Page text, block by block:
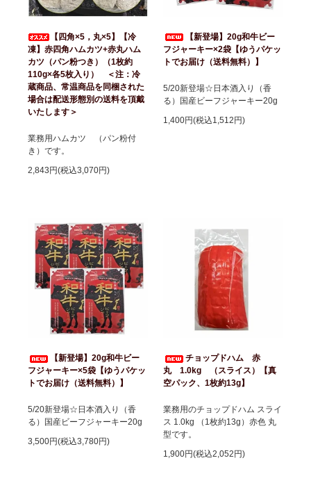
【四角×5，丸×5】【冷
凍】赤四角ハムカツ+赤丸ハム
カツ（パン粉つき）（1枚約
110g×各5枚入り） ＜注：冷
蔵商品、常温商品を同梱された
場合は配送形態別の送料を頂戴
いたします＞
業務用ハムカツ （パン粉付
き）です。
2,843円(税込3,070円)
【新登場】20g和牛ビー
フジャーキー×2袋【ゆうパケッ
トでお届け（送料無料）】
5/20新登場☆日本酒入り（香
る）国産ビーフジャーキー20g
1,400円(税込1,512円)
【新登場】20g和牛ビー
フジャーキー×5袋【ゆうパケッ
トでお届け（送料無料）】
5/20新登場☆日本酒入り（香
る）国産ビーフジャーキー20g
3,500円(税込3,780円)
チョップドハム 赤
丸 1.0kg （スライス）【真
空パック、1枚約13g】
業務用のチョップドハム スライ
ス 1.0kg （1枚約13g）赤色 丸
型です。
1,900円(税込2,052円)